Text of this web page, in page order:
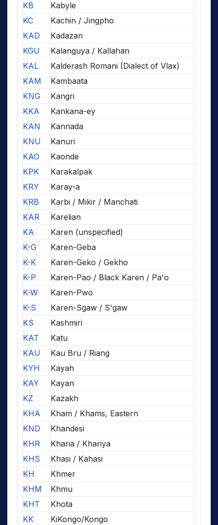
KB
Kabyle
KC
Kachin / Jingpho
KAD
Kadazan
KGU
Kalanguya / Kallahan
KAL
Kalderash Romani (Dialect of Vlax)
KAM
Kambaata
KNG
Kangri
KKA
Kankana-ey
KAN
Kannada
KNU
Kanuri
KAO
Kaonde
KPK
Karakalpak
KRY
Karay-a
KRB
Karbi / Mikir / Manchati
KAR
Karelian
KA
Karen (unspecified)
K-G
Karen-Geba
K-K
Karen-Geko / Gekho
K-P
Karen-Pao / Black Karen / Pa'o
K-W
Karen-Pwo
K-S
Karen-Sgaw / S'gaw
KS
Kashmiri
KAT
Katu
KAU
Kau Bru / Riang
KYH
Kayah
KAY
Kayan
KZ
Kazakh
KHA
Kham / Khams, Eastern
KND
Khandesi
KHR
Kharia / Khariya
KHS
Khasi / Kahasi
KH
Khmer
KHM
Khmu
KHT
Khota
KK
KiKongo/Kongo